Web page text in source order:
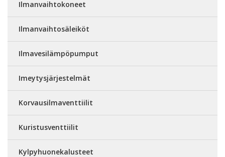
Ilmanvaihtokoneet
Ilmanvaihtosäleiköt
Ilmavesilämpöpumput
Imeytysjärjestelmät
Korvausilmaventtiilit
Kuristusventtiilit
Kylpyhuonekalusteet